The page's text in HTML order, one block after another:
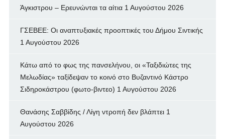
Άγκιστρου – Ερευνώνται τα αίτια 1 Αυγούστου 2026
ΓΣΕΒΕΕ: Οι αναπτυξιακές προοπτικές του Δήμου Σιντικής
1 Αυγούστου 2026
Κάτω από το φως της πανσελήνου, οι «Ταξιδιώτες της
Μελωδίας» ταξίδεψαν το κοινό στο Βυζαντινό Κάστρο
Σιδηροκάστρου (φωτο-βιντεο) 1 Αυγούστου 2026
Θανάσης Σαββίδης / Λίγη ντροπή δεν βλάπτει 1
Αυγούστου 2026